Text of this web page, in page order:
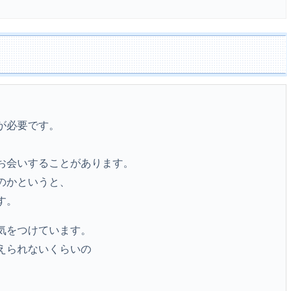
要です。
いすることがあります。
というと、
つけています。
られないくらいの